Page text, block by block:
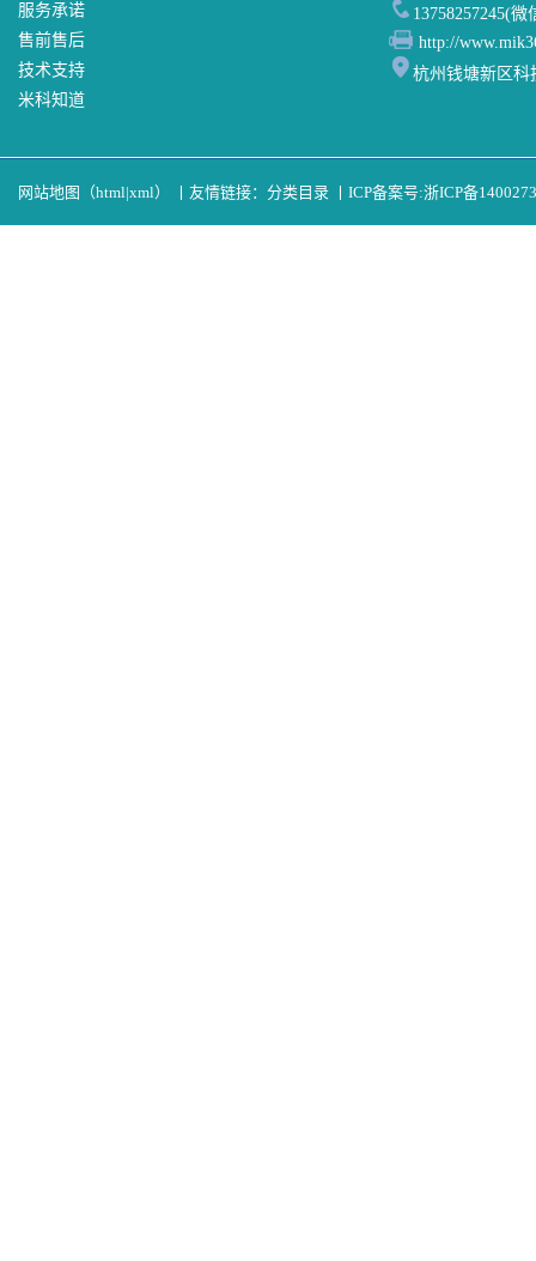
服务承诺
售前售后
技术支持
米科知道
13758257245(微
http://
杭州钱塘新区科
网站地图（html|xml） 友情链接： 分类目录 ICP备案号:浙ICP备